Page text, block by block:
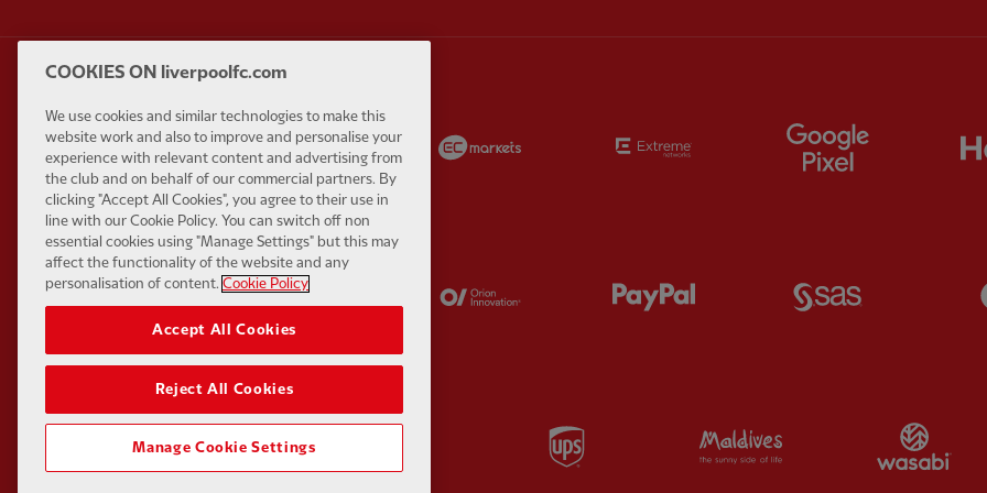
Partner:Carlsberg Partner: EA Sports Extreme Partner:
Partner:Kodansha Orion Partner: Paypal
UPS Visit Maldives
COOKIES ON liverpoolfc.com
We use cookies and similar technologies to make this
website work and also to improve and personalise your
experience with relevant content and advertising from
the club and on behalf of our commercial partners. By
clicking "Accept All Cookies", you agree to their use in
line with our Cookie Policy. You can switch off non
essential cookies using "Manage Settings" but this may
affect the functionality of the website and any
personalisation of content. Cookie Policy
Accept All Cookies
Reject All Cookies
Manage Cookie Settings